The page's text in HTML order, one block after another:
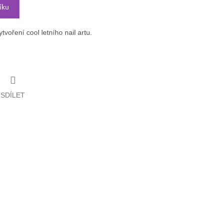
cool letního nail artu.
SDÍLET